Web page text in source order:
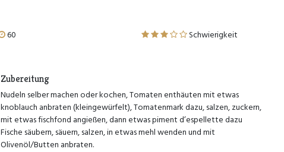
60 Schwierigkeit
Zubereitung
Nudeln selber machen oder kochen, Tomaten enthäuten mit etwas
knoblauch anbraten (kleingewürfelt), Tomatenmark dazu, salzen, zuckern,
mit etwas fischfond angießen, dann etwas piment d’espellette dazu
Fische säubern, säuern, salzen, in etwas mehl wenden und mit
Olivenöl/Butten anbraten.